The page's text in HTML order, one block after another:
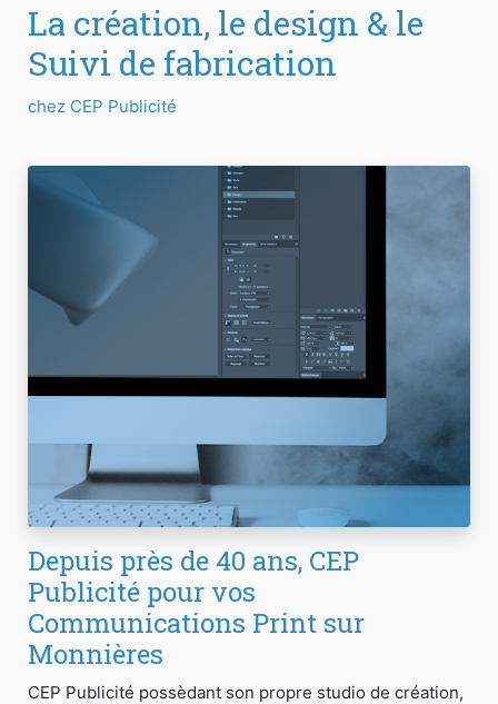
La création, le design & le
Suivi de fabrication
chez CEP Publicité
Depuis près de 40 ans, CEP
Publicité pour vos
Communications Print sur
Monnières
CEP Publicité possèdant son propre studio de création,